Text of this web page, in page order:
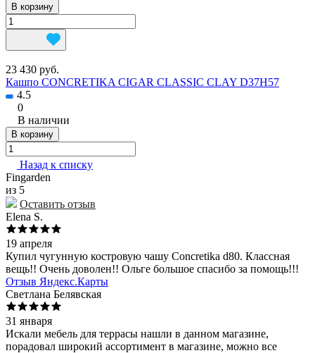
В корзину
23 430 руб.
Кашпо CONCRETIKA CIGAR CLASSIC CLAY D37H57
4.5
0
В наличии
В корзину
Назад к списку
Fingarden
из 5
Оставить отзыв
Elena S.
19 апреля
Купил чугунную костровую чашу Concretika d80. Классная
вещь!! Очень доволен!! Ольге большое спасибо за помощь!!!
Отзыв Яндекс.Карты
Светлана Белявская
31 января
Искали мебель для террасы нашли в данном магазине,
порадовал широкий ассортимент в магазине, можно все